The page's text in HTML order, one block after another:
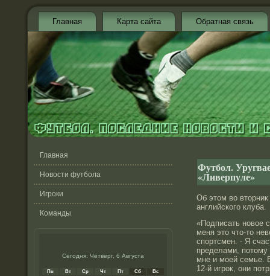
Главная Карта сайта Обратная связь
Главная
Новости футбола
Игроки
Команды
Сегодня: Четверг, 6 Августа
Пн Вт Ср Чт Пт Сб Вс
Футбол.
«Ливерпуле»
Об этом во
английского клуба.
«Подписать новое
меня это что-то
спортсмен. - Я
пределами,
мне и моей семье.
12-й игрок, они